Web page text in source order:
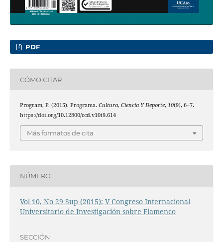
PDF
CÓMO CITAR
Program, P. (2015). Programa. Cultura, Ciencia Y Deporte, 10(9), 6–7.
https://doi.org/10.12800/ccd.v10i9.614
Más formatos de cita
NÚMERO
Vol 10, No 29 Sup (2015): V Congreso Internacional
Universitario de Investigación sobre Flamenco
SECCIÓN